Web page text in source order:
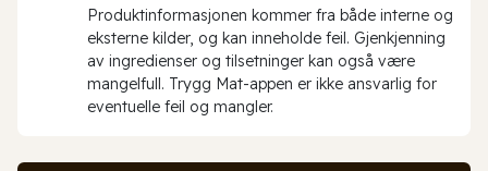
Produktinformasjonen kommer fra både interne og
eksterne kilder, og kan inneholde feil. Gjenkjenning
av ingredienser og tilsetninger kan også være
mangelfull. Trygg Mat-appen er ikke ansvarlig for
eventuelle feil og mangler.